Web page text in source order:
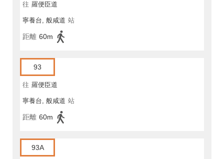
往 羅便臣道
寧養台, 般咸道 站
距離 60m
93
往 羅便臣道
寧養台, 般咸道 站
距離 60m
93A